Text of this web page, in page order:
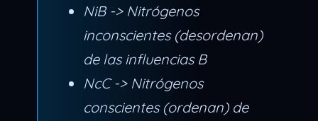
NiB -> Nitrógenos
inconscientes (desordenan)
de las influencias B
NcC -> Nitrógenos
conscientes (ordenan) de